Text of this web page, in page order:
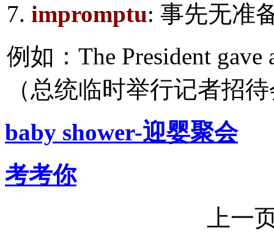
7. impromptu: 事先无准
例如：The President gave
（总统临时举行记者招
baby shower-迎婴聚会
考考你
上一